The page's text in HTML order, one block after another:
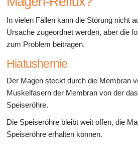
In vielen Fällen kann die Störung nicht
Ursache zugeordnet werden, aber die
zum Problem beitragen.
Hiatushernie
Der Magen steckt durch die Membran
Muskelfasern der Membran von der
Speiseröhre.
Die Speiseröhre bleibt weit offen, die
Speiseröhre erhalten können.